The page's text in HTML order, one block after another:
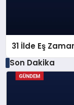
31 İlde Eş
Son Dakika